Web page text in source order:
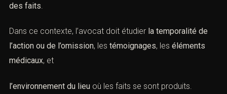
des faits
Dans ce contexte, l’avocat doit étudier la temporalité de
l’action ou de l’omission, les témoignages, les éléments
médicaux, et
l’environnement du lieu où les faits se sont produits.